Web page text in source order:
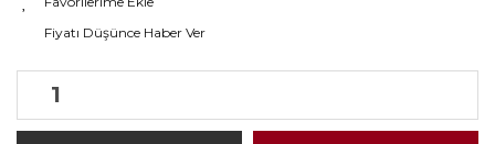
Fiyatı Düşünce Haber Ver